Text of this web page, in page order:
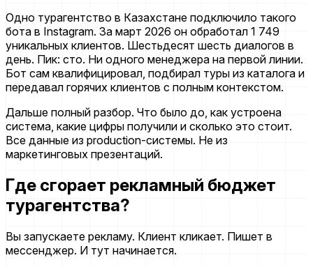
Одно турагентство в Казахстане подключило такого
бота в Instagram. За март 2026 он обработал 1 749
уникальных клиентов. Шестьдесят шесть диалогов в
день. Пик: сто. Ни одного менеджера на первой линии.
Бот сам квалифицировал, подбирал туры из каталога и
передавал горячих клиентов с полным контекстом.
Дальше полный разбор. Что было до, как устроена
система, какие цифры получили и сколько это стоит.
Все данные из production-системы. Не из
маркетинговых презентаций.
Где сгорает рекламный бюджет
турагентства?
Вы запускаете рекламу. Клиент кликает. Пишет в
мессенджер. И тут начинается.